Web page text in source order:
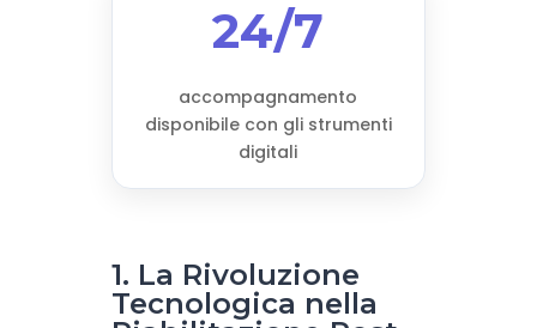
24/7
accompagnamento
disponibile con gli strumenti
digitali
1. La Rivoluzione
Tecnologica nella